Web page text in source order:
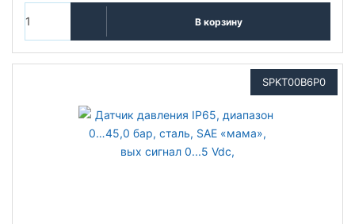
В корзину
SPKT00B6P0